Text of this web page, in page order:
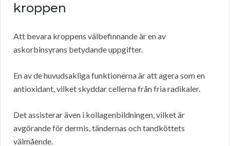
kroppen
Att bevara kroppens välbefinnande är en av
askorbinsyrans betydande uppgifter.
En av de huvudsakliga funktionerna är att agera som en
antioxidant, vilket skyddar cellerna från fria radikaler.
Det assisterar även i kollagenbildningen, vilket är
avgörande för dermis, tändernas och tandköttets
välmående.